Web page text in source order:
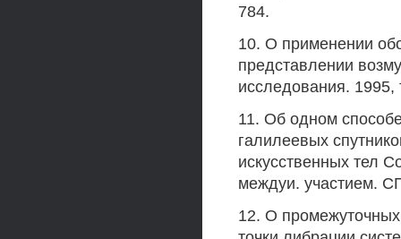
784.
10. О применении
представлении
исследования.
11. Об одном
галилеевых
искусственных тел
междуи. участием.
12. О промежуточных